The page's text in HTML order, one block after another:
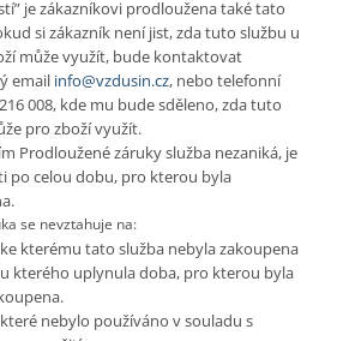
je zákazníkovi prodloužena také tato
si zákazník není jist, zda tuto službu u
může využít, bude kontaktovat
email info@vzdusin.cz, nebo telefonní
008, kde mu bude sděleno, zda tuto
pro zboží využít.
Prodloužené záruky služba nezaniká, je
po celou dobu, pro kterou byla
se nevztahuje na:
kterému tato služba nebyla zakoupena
kterého uplynula doba, pro kterou byla
nebylo používáno v souladu s